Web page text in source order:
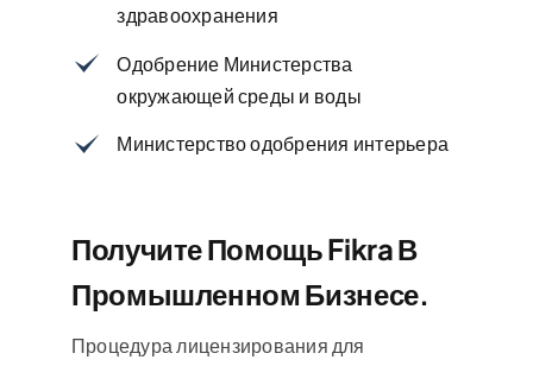
здравоохранения
Одобрение Министерства
окружающей среды и воды
Министерство одобрения интерьера
Получите Помощь Fikra В
Промышленном Бизнесе.
Процедура лицензирования для